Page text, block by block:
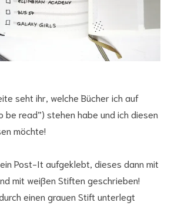
seht ihr, welche Bücher ich auf
be read”) stehen habe und ich diesen
möchte!
Post-It aufgeklebt, dieses dann mit
mit weißen Stiften geschrieben!
einen grauen Stift unterlegt